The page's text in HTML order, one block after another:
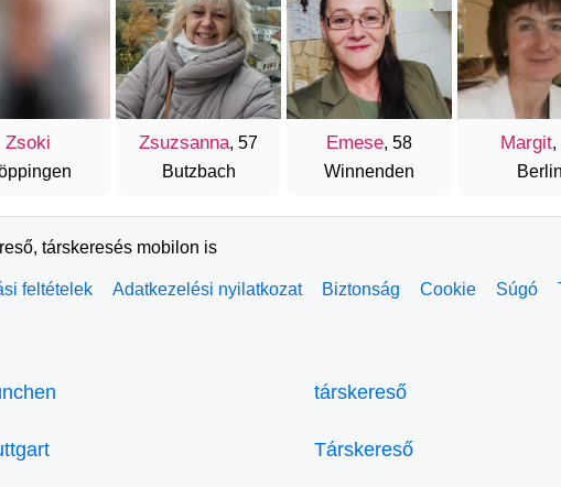
Zsoki Zsuzsanna, 57
Butzbach
Emese, 58
Winnenden
Margit,
Berlin
társkeresés mobilon is
feltételek Adatkezelési nyilatkozat Biztonság Cookie Súgó
társkereső
Társkereső